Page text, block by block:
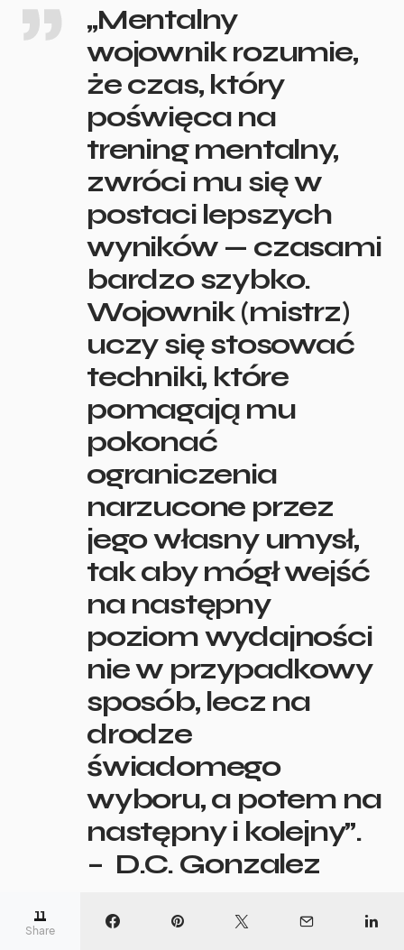
„Mentalny
wojownik rozumie,
że czas, który
poświęca na
trening mentalny,
zwróci mu się w
postaci lepszych
wyników — czasami
bardzo szybko.
Wojownik (mistrz)
uczy się stosować
techniki, które
pomagają mu
pokonać
ograniczenia
narzucone przez
jego własny umysł,
tak aby mógł wejść
na następny
poziom wydajności
nie w przypadkowy
sposób, lecz na
drodze
świadomego
wyboru, a potem na
następny i kolejny”.
– D.C. Gonzalez
Źródło: Sztuka treningu mentalnego. Jak osiągnąć
maksimum możliwości DC Gonzalez. wydawnictwo
11
Share